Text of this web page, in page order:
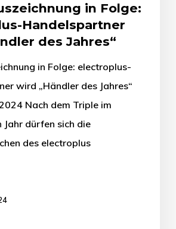
in Folge:
Handelspartner
des Jahres“
in Folge: electroplus-
wird „Händler des Jahres“
Nach dem Triple im
Jahr dürfen sich die
des electroplus